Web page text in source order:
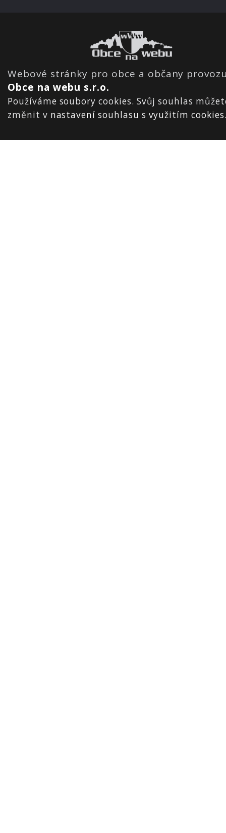
Webové stránky pro obce a občany
Obce na webu s.r.o.
Používáme soubory cookies. Svůj souhlas
změnit v nastavení souhlasu s využitím cookies